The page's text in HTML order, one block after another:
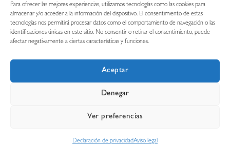
Para ofrecer las mejores experiencias, utilizamos tecnologías como las cookies para
almacenar y/o acceder a la información del dispositivo. El consentimiento de estas
tecnologías nos permitirá procesar datos como el comportamiento de navegación o las
identificaciones únicas en este sitio. No consentir o retirar el consentimiento, puede
afectar negativamente a ciertas características y funciones.
Aceptar
Denegar
Ver preferencias
Declaración de privacidadAviso legal
687 54 31 70
nerearetamonge@gmail.com
Aviso legal
Condiciones de uso y compra
Política de cookies